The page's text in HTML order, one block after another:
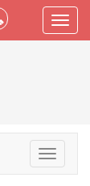
меню
Toggle